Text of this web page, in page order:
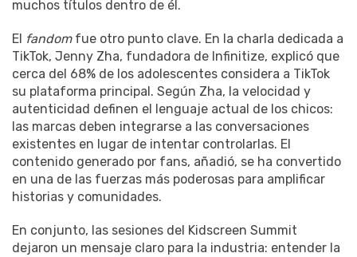
muchos títulos dentro de él.
El fandomfue otro punto clave. En la charla dedicada a
TikTok, Jenny Zha, fundadora de Infinitize, explicó que
cerca del 68% de los adolescentes considera a TikTok
su plataforma principal. Según Zha, la velocidad y
autenticidad definen el lenguaje actual de los chicos:
las marcas deben integrarse a las conversaciones
existentes en lugar de intentar controlarlas. El
contenido generado por fans, añadió, se ha convertido
en una de las fuerzas más poderosas para amplificar
historias y comunidades.
En conjunto, las sesiones del Kidscreen Summit
dejaron un mensaje claro para la industria: entender la